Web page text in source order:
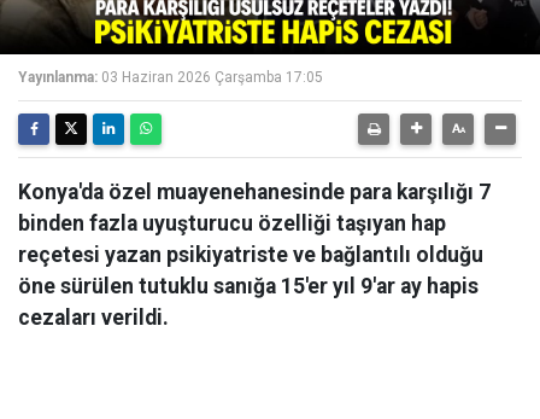
Yayınlanma: 03 Haziran 2026 Çarşamba 17:05
Konya'da özel muayenehanesinde para karşılığı 7
binden fazla uyuşturucu özelliği taşıyan hap
reçetesi yazan psikiyatriste ve bağlantılı olduğu
öne sürülen tutuklu sanığa 15'er yıl 9'ar ay hapis
cezaları verildi.